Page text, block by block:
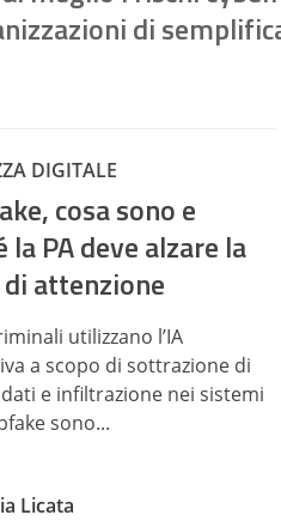
di
DIGITALE
cosa sono e
la PA deve alzare la
attenzione
utilizzano l’IA
a scopo di sottrazione di
e infiltrazione nei sistemi
sono...
Licata